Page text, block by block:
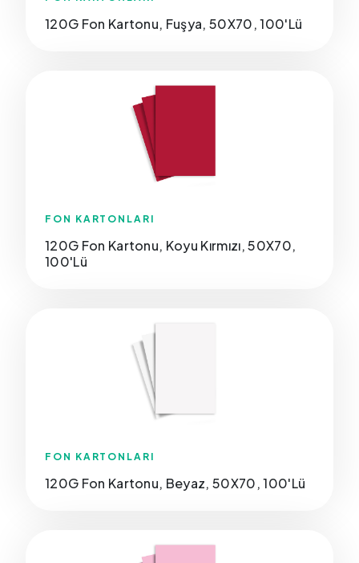
120G Fon Kartonu, Fuşya, 50X70, 100'Lü
FON KARTONLARI
120G Fon Kartonu, Koyu Kırmızı, 50X70,
100'Lü
FON KARTONLARI
120G Fon Kartonu, Beyaz, 50X70, 100'Lü